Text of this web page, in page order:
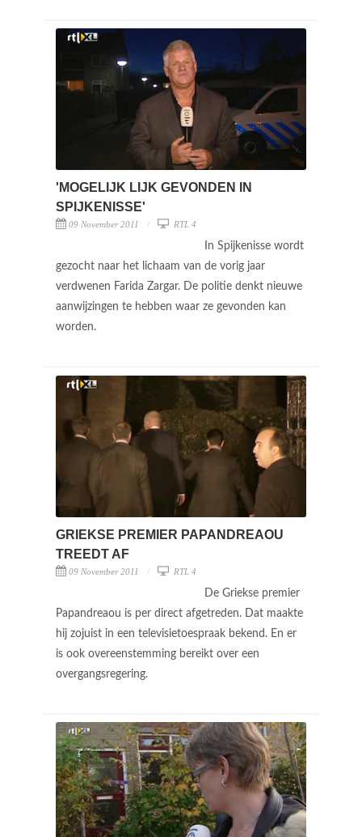
'MOGELIJK LIJK GEVONDEN IN
SPIJKENISSE'
09 November 2011 RTL 4
In Spijkenisse wordt
gezocht naar het lichaam van de vorig jaar
verdwenen Farida Zargar. De politie denkt nieuwe
aanwijzingen te hebben waar ze gevonden kan
worden.
GRIEKSE PREMIER PAPANDREAOU
TREEDT AF
09 November 2011 RTL 4
De Griekse premier
Papandreaou is per direct afgetreden. Dat maakte
hij zojuist in een televisietoespraak bekend. En er
is ook overeenstemming bereikt over een
overgangsregering.